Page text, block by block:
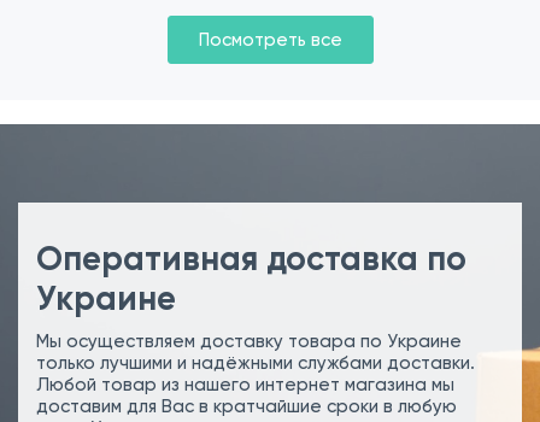
Посмотреть все
Оперативная доставка по
Украине
Мы осуществляем доставку товара по Украине
только лучшими и надёжными службами доставки.
Любой товар из нашего интернет магазина мы
доставим для Вас в кратчайшие сроки в любую